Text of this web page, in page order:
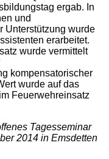
ergab. In
und
Unterstützung wurde
erarbeitet.
wurde vermittelt
kompensatorischer
wurde auf das
Feuerwehreinsatz
Tagesseminar
2014 in Emsdetten